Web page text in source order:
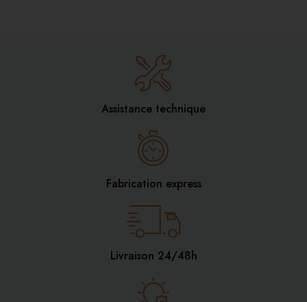
Assistance technique
Fabrication express
Livraison 24/48h